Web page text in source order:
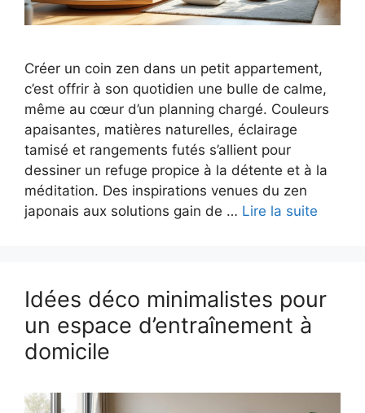
Créer un coin zen dans un petit appartement,
c’est offrir à son quotidien une bulle de calme,
même au cœur d’un planning chargé. Couleurs
apaisantes, matières naturelles, éclairage
tamisé et rangements futés s’allient pour
dessiner un refuge propice à la détente et à la
méditation. Des inspirations venues du zen
japonais aux solutions gain de … Lire la suite
Idées déco minimalistes pour
un espace d’entraînement à
domicile